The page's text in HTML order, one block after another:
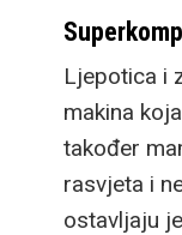
Ljepotica i
makina
također
rasvjeta i
ostavljaju